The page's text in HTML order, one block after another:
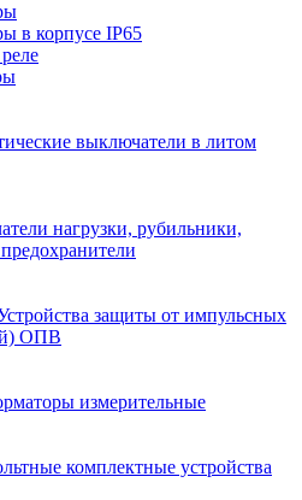
в корпусе IP65
выключатели в литом
нагрузки, рубильники,
защиты от импульсных
ОПВ
измерительные
комплектные устройства